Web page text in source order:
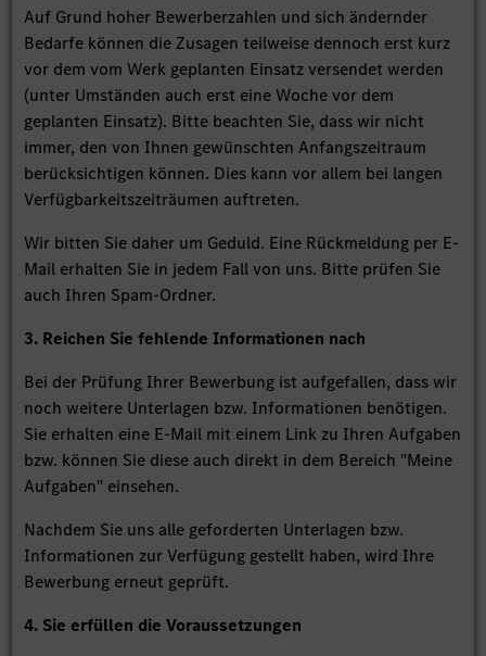
Auf Grund hoher Bewerberzahlen und sich ändernder
Bedarfe können die Zusagen teilweise dennoch erst kurz
vor dem vom Werk geplanten Einsatz versendet werden
(unter Umständen auch erst eine Woche vor dem
geplanten Einsatz). Bitte beachten Sie, dass wir nicht
immer, den von Ihnen gewünschten Anfangszeitraum
berücksichtigen können. Dies kann vor allem bei langen
Verfügbarkeitszeiträumen auftreten.
Wir bitten Sie daher um Geduld. Eine Rückmeldung per E-
Mail erhalten Sie in jedem Fall von uns. Bitte prüfen Sie
auch Ihren Spam-Ordner.
3. Reichen Sie fehlende Informationen nach
Bei der Prüfung Ihrer Bewerbung ist aufgefallen, dass wir
noch weitere Unterlagen bzw. Informationen benötigen.
Sie erhalten eine E-Mail mit einem Link zu Ihren Aufgaben
bzw. können Sie diese auch direkt in dem Bereich "Meine
Aufgaben" einsehen.
Nachdem Sie uns alle geforderten Unterlagen bzw.
Informationen zur Verfügung gestellt haben, wird Ihre
Bewerbung erneut geprüft.
4. Sie erfüllen die Voraussetzungen